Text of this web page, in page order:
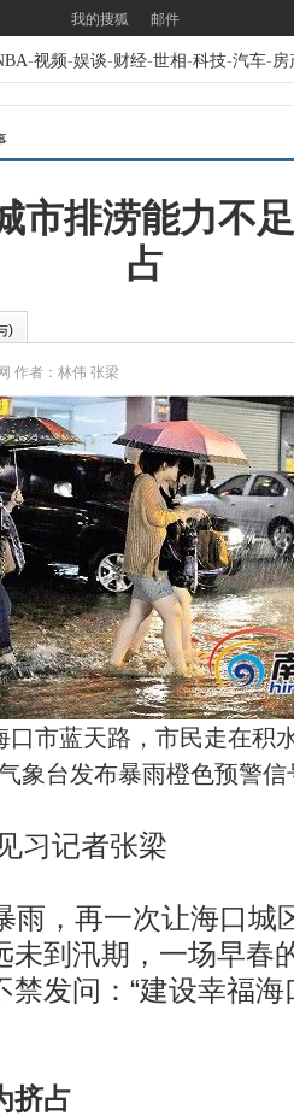
我的搜狐 邮件
-视频-娱谈-财经-世相-科技-汽车-房
市排涝能力不
占
)
作者：林伟 张梁
市蓝天路，市民走在积
象台发布暴雨橙色预警
记者张梁
，再一次让海口城
未到汛期，一场早春
禁发问：“建设幸福
挤占